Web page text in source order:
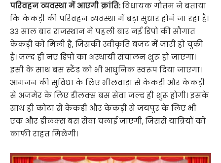
परिवहन व्यवस्था में आएगी क्रांति:विधायक गौतम ने बताया
कि केकड़ी की परिवहन व्यवस्था में बड़ा सुधार होने जा रहा है।
33 साल बाद राजस्थान में पहली बार नई डिपो की सौगात
केकड़ी को मिली है, जिसकी स्वीकृति बजट में जारी हो चुकी
है। जल्द ही नए डिपो का अस्थायी संचालन शुरू हो जाएगा।
इसी के साथ बस स्टैंड को भी आधुनिक स्वरूप दिया जाएगा।
आमजन की सुविधा के लिए भीलवाड़ा से केकड़ी और केकड़ी
से अजमेर के लिए डीलक्स बस सेवा जल्द ही शुरू होगी। इसके
साथ ही कोटा से केकड़ी और केकड़ी से जयपुर के लिए भी
एक और डीलक्स बस सेवा चलाई जाएगी, जिससे यात्रियों को
काफी राहत मिलेगी।